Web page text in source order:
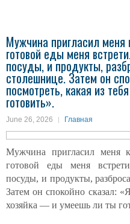
Мужчина пригласил
готовой еды меня
посуды, и продукты,
столешнице. Затем он
посмотреть, какая из
готовить».
June 26, 2026 Главная
Мужчина пригласил
готовой еды меня
посуды, и продукты,
Затем он спокойно сказал:
хозяйка — и умеешь ли ты